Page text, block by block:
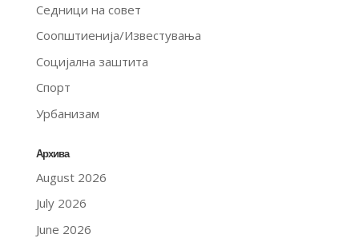
Седници на совет
Соопштиенија/Известувања
Социјална заштита
Спорт
Урбанизам
Архива
August 2026
July 2026
June 2026